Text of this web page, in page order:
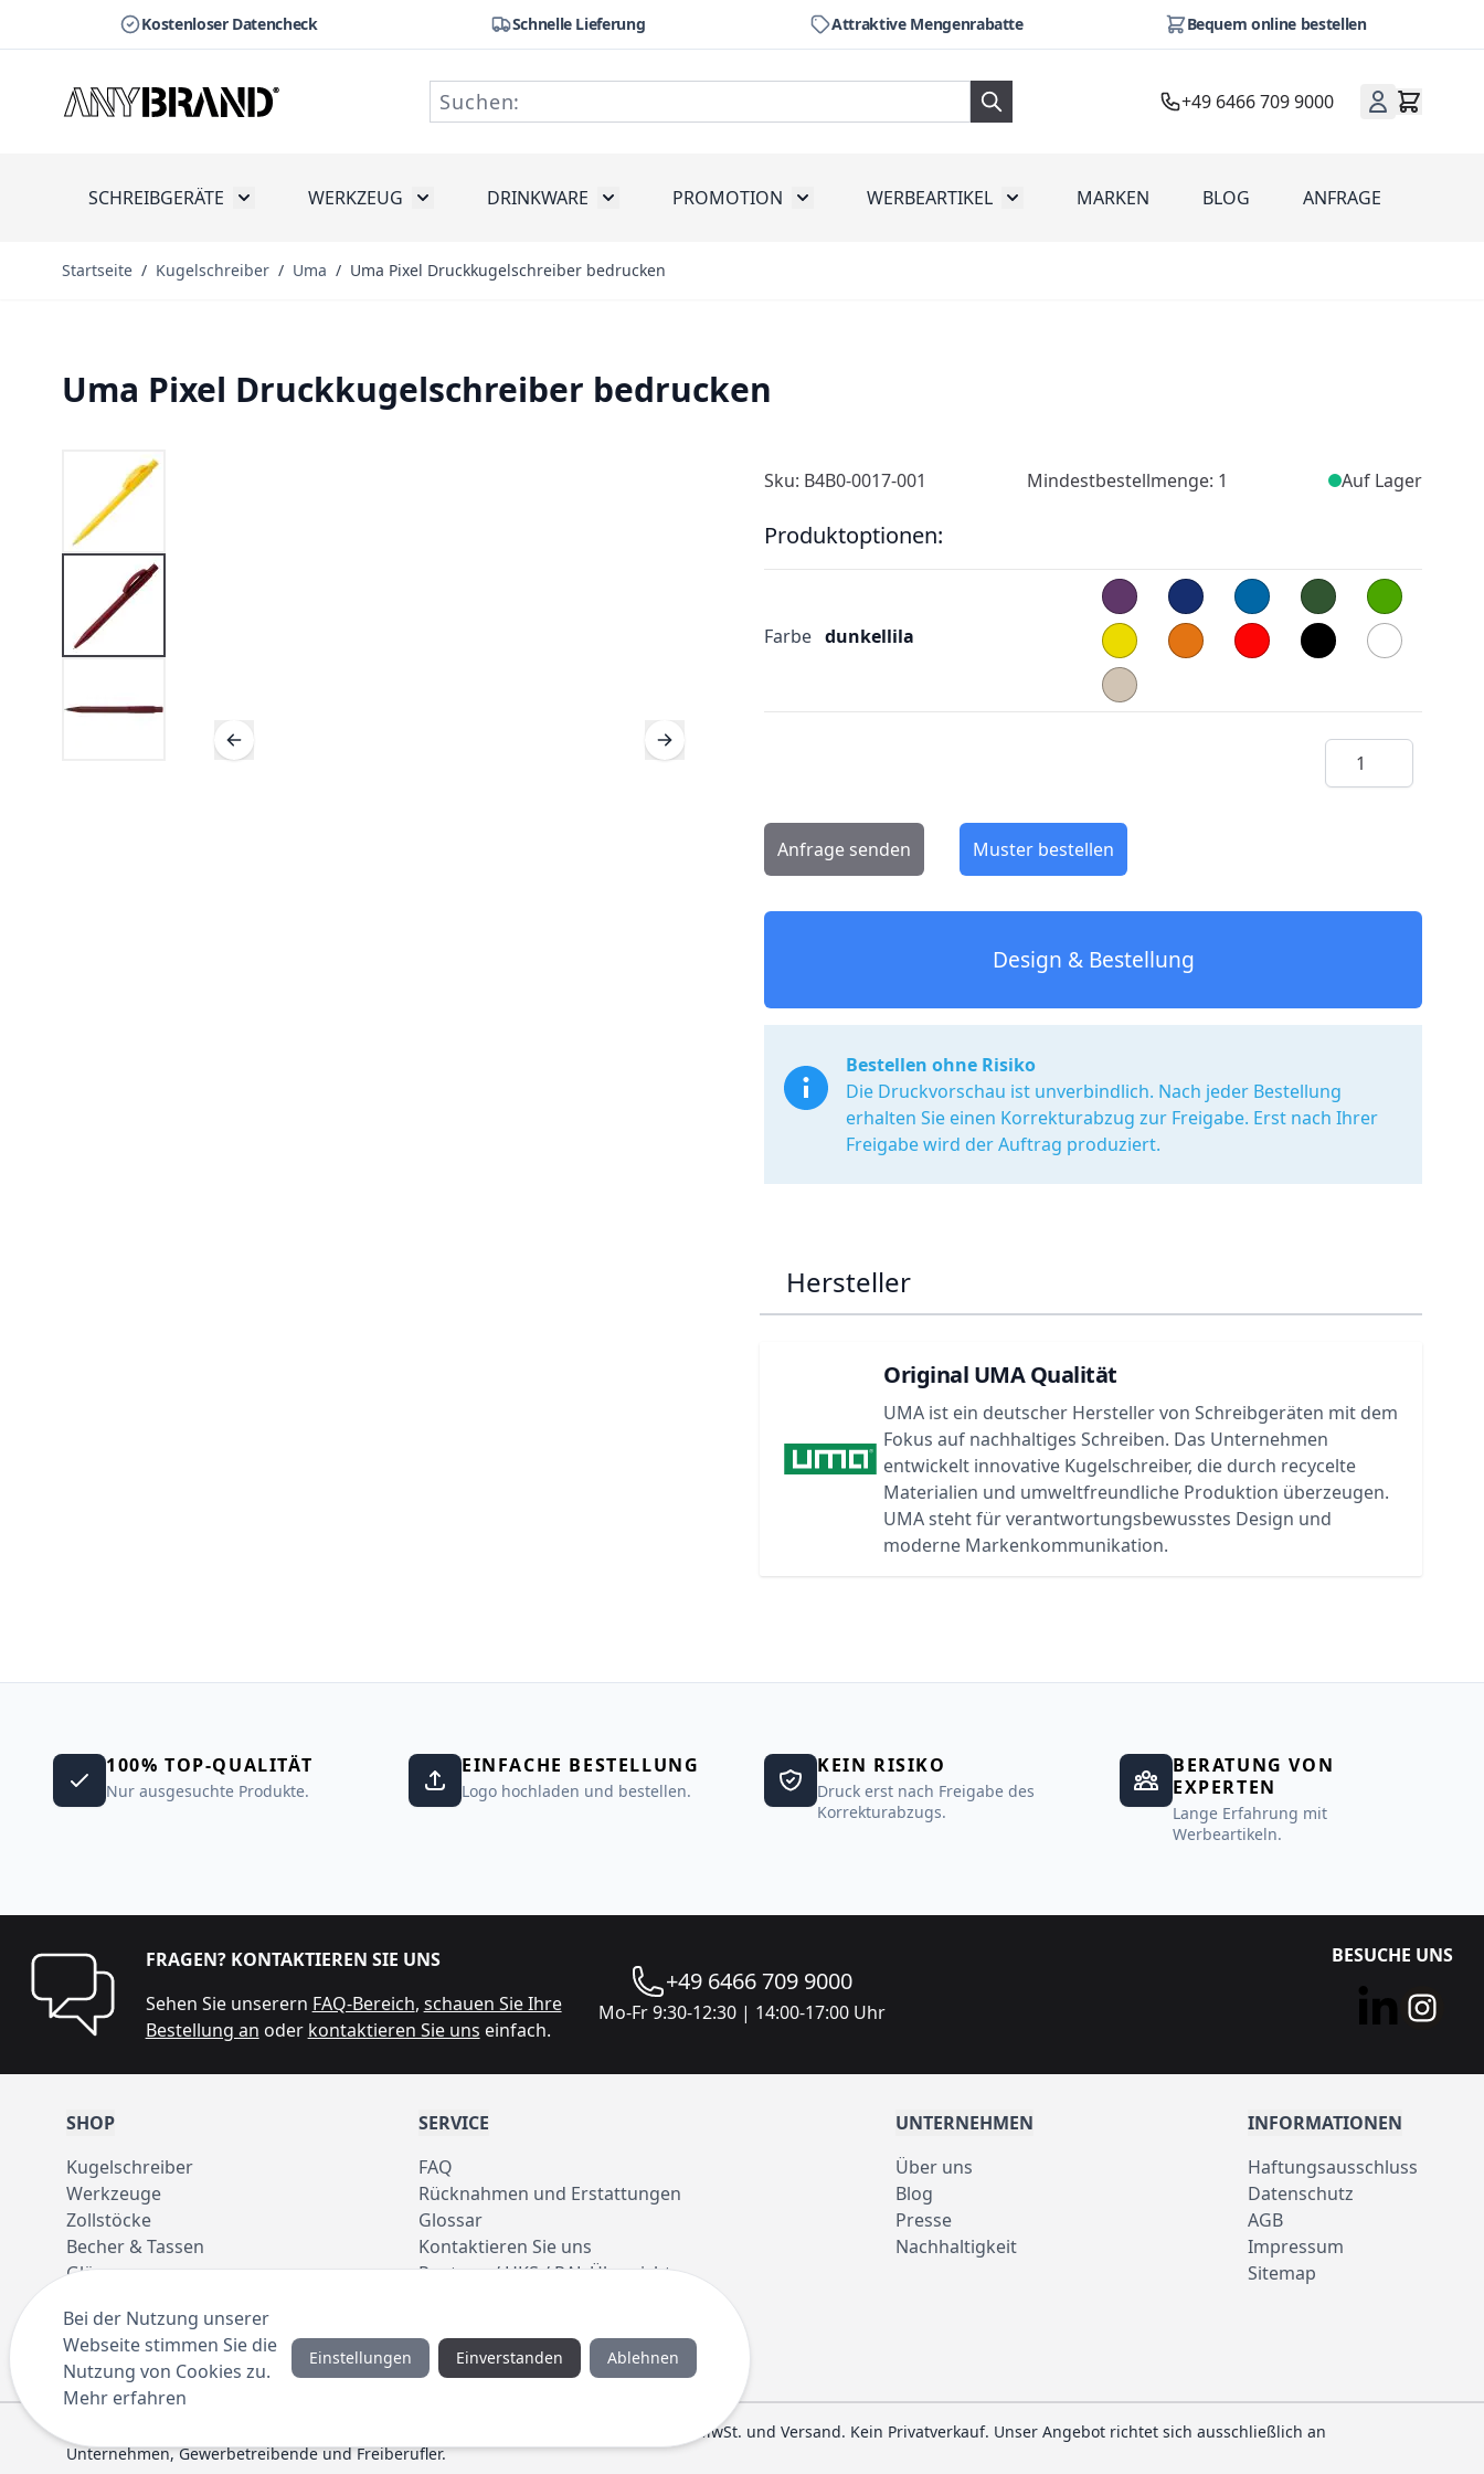
Kostenloser Datencheck Schnelle Lieferung Attraktive Mengenrabatte Bequem online bestellen
+49 6466 709 9000
SCHREIBGERÄTE Toggle submenu for Schreibgeräte
WERKZEUG Toggle submenu for Werkzeug
DRINKWARE Toggle submenu for Drinkware
PROMOTION Toggle submenu for Promotion
WERBEARTIKEL Toggle submenu for Werbeartikel
MARKEN BLOG ANFRAGE
Startseite / Kugelschreiber / Uma / Uma Pixel Druckkugelschreiber bedrucken
Uma Pixel Druckkugelschreiber bedrucken
Sku: B4B0-0017-001 Mindestbestellmenge: 1 Auf Lager
Produktoptionen:
Farbe dunkellila
Menge
Anfrage senden Muster bestellen
Design & Bestellung
Bestellen ohne Risiko
Die Druckvorschau ist unverbindlich. Nach jeder Bestellung
erhalten Sie einen Korrekturabzug zur Freigabe. Erst nach Ihrer
Freigabe wird der Auftrag produziert.
Hersteller
Original UMA Qualität
UMA ist ein deutscher Hersteller von Schreibgeräten mit dem
Fokus auf nachhaltiges Schreiben. Das Unternehmen
entwickelt innovative Kugelschreiber, die durch recycelte
Materialien und umweltfreundliche Produktion überzeugen.
UMA steht für verantwortungsbewusstes Design und
moderne Markenkommunikation.
100% TOP-QUALITÄT
Nur ausgesuchte Produkte.
EINFACHE BESTELLUNG
Logo hochladen und bestellen.
KEIN RISIKO
Druck erst nach Freigabe des
Korrekturabzugs.
BERATUNG VON
EXPERTEN
Lange Erfahrung mit
Werbeartikeln.
FRAGEN? KONTAKTIEREN SIE UNS
Sehen Sie unserern FAQ-Bereich, schauen Sie Ihre
Bestellung an oder kontaktieren Sie uns einfach.
+49 6466 709 9000
Mo-Fr 9:30-12:30 | 14:00-17:00 Uhr
BESUCHE UNS
SHOP
Kugelschreiber
Werkzeuge
Zollstöcke
Becher & Tassen
Gläser
Regenschirme
SERVICE
FAQ
Rücknahmen und Erstattungen
Glossar
Kontaktieren Sie uns
Pantone / HKS / RAL Übersicht
UNTERNEHMEN
Über uns
Blog
Presse
Nachhaltigkeit
INFORMATIONEN
Haftungsausschluss
Datenschutz
AGB
Impressum
Sitemap
© 2016 ANYBRAND.de. All Rights Reserved. Alle Preisangaben sind Nettopreise zzgl. MwSt. und Versand. Kein Privatverkauf. Unser Angebot richtet sich ausschließlich an
Unternehmen, Gewerbetreibende und Freiberufler.
Bei der Nutzung unserer
Webseite stimmen Sie die
Nutzung von Cookies zu.
Mehr erfahren
Einstellungen Einverstanden Ablehnen